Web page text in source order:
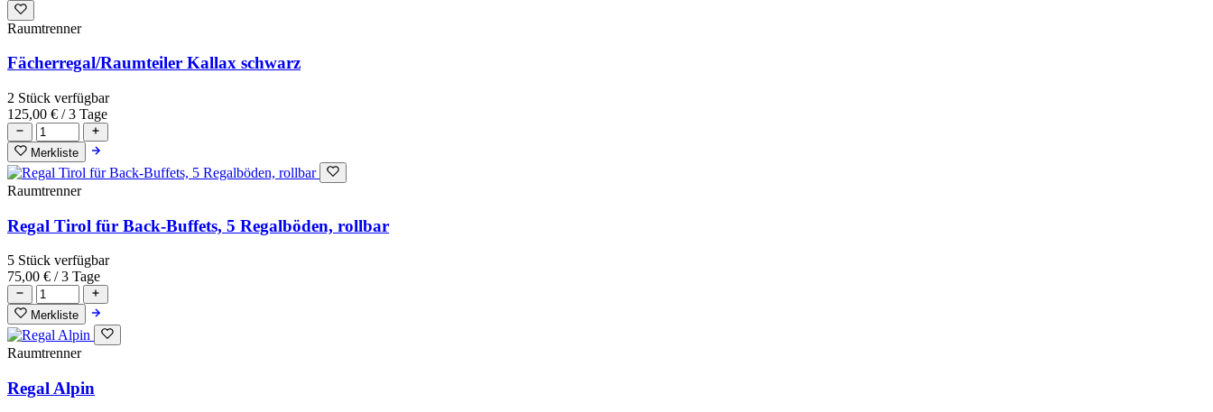
Raumtrenner
Fächerregal/Raumteiler Kallax schwarz
2 Stück verfügbar
125,00 € / 3 Tage
Merkliste
Raumtrenner
Regal Tirol für Back-Buffets, 5 Regalböden, rollbar
5 Stück verfügbar
75,00 € / 3 Tage
Merkliste
Raumtrenner
Regal Alpin